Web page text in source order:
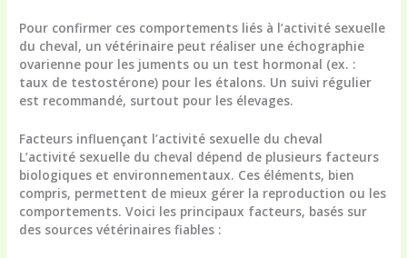
Pour confirmer ces comportements liés à l’activité sexuelle
du cheval, un vétérinaire peut réaliser une échographie
ovarienne pour les juments ou un test hormonal (ex. :
taux de testostérone) pour les étalons. Un suivi régulier
est recommandé, surtout pour les élevages.
Facteurs influençant l’activité sexuelle du cheval
L’activité sexuelle du cheval dépend de plusieurs facteurs
biologiques et environnementaux. Ces éléments, bien
compris, permettent de mieux gérer la reproduction ou les
comportements. Voici les principaux facteurs, basés sur
des sources vétérinaires fiables :